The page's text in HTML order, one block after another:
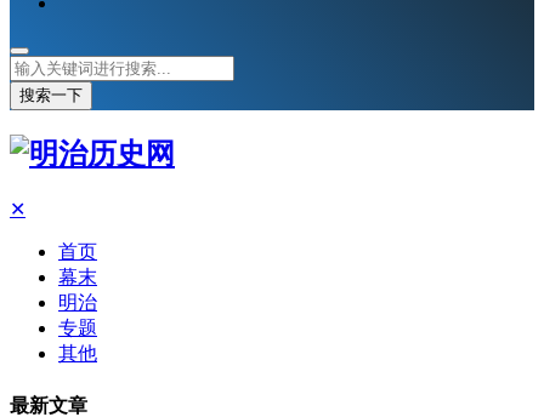
搜索一下
✕
首页
幕末
明治
专题
其他
最新文章